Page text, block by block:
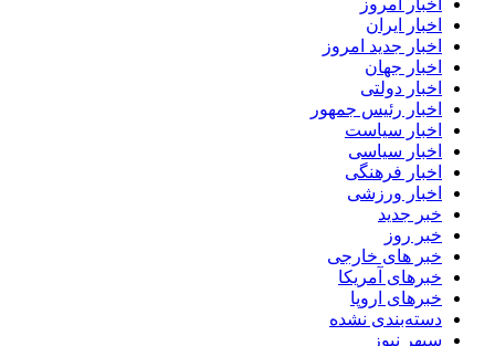
اخبار ایران
اخبار جدید امروز
اخبار جهان
اخبار دولتی
اخبار رئیس جمهور
اخبار سیاست
اخبار سیاسی
اخبار فرهنگی
اخبار ورزشی
خبر جدید
خبر روز
خبر های خارجی
خبرهای آمریکا
خبرهای اروپا
دسته‌بندی نشده
سپهر نیوز